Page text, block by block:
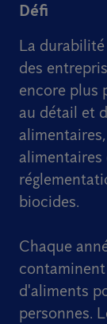
Défi
La
des
encore plus
au détail et
alimentaires
biocides.
Chaque
d'aliments
personnes.